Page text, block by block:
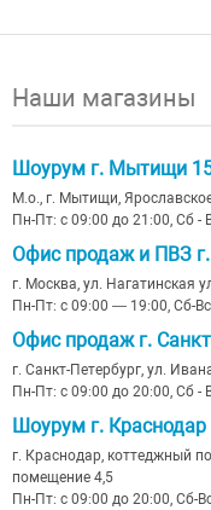
Наши магазины
Шоурум г. Мытищи
М.о., г. Мытищи,
Пн-Пт: с 09:00 до 21:00, Сб -
Офис продаж и ПВЗ
г. Москва, ул. Нагатинская
Пн-Пт: с 09:00 — 19:00, Сб-
Офис продаж г.
г. Санкт-Петербург, ул.
Пн-Пт: с 09:00 до 20:00, Сб -
Шоурум г. Краснодар
г. Краснодар, коттеджный
помещение 4,5
Пн-Пт: с 09:00 до 20:00, Сб-